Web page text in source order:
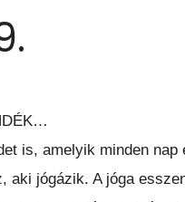
is, amelyik minden
aki jógázik. A jóga